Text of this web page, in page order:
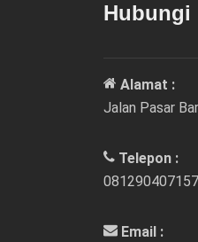
Hubungi
Alamat :
Jalan Pasar
Telepon :
Email :